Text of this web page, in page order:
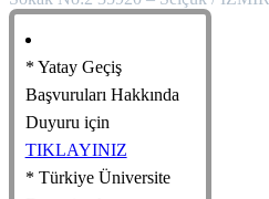
* Yatay Geçiş
Başvuruları Hakkında
Duyuru için
TIKLAYINIZ
* Türkiye Üniversite